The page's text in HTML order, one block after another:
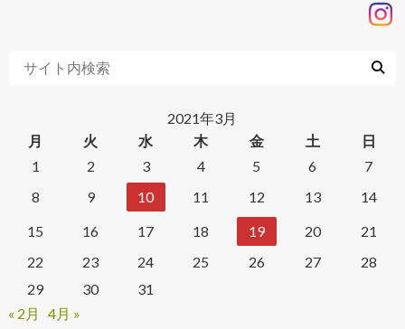
2021年3月
月
火 水 木 金 土
日
1
2 3 4 5 6
7
8
9 10 11 12 13
14
15
16 17 18 19 20
21
22
23 24 25 26 27
28
29
30
31
« 2月
4月 »